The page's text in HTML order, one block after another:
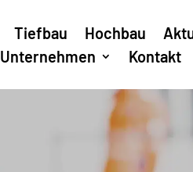
Tiefbau Hochbau
Unternehmen
Kontakt